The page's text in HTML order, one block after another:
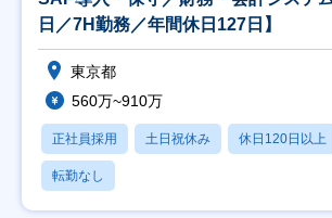
日／7H勤務／年間休日127日】
東京都
560万~910万
正社員採用 土日祝休み 休日120日以上
転勤なし